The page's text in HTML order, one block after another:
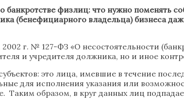
банкротстве физлиц: что нужно поменять
(бенефициарного владельца) бизнеса
г. № 127-ФЗ «О несостоятельности
и учредителя должника, но и иное
это лица, имевшие в течение
для исполнения указания или
образом, в круг данных лиц